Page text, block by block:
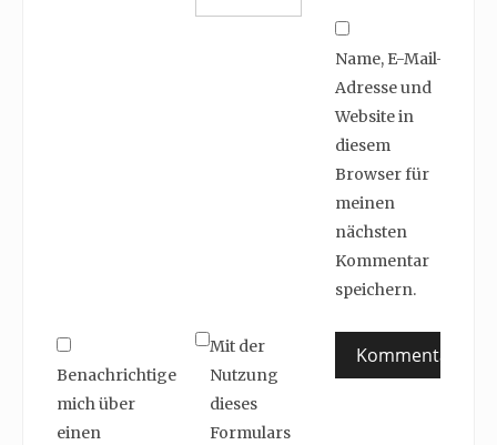
Name, E-Mail-
Adresse und
Website in
diesem
Browser für
meinen
nächsten
Kommentar
speichern.
Benachrichtige
mich über
einen
Mit der
Nutzung
dieses
Formulars